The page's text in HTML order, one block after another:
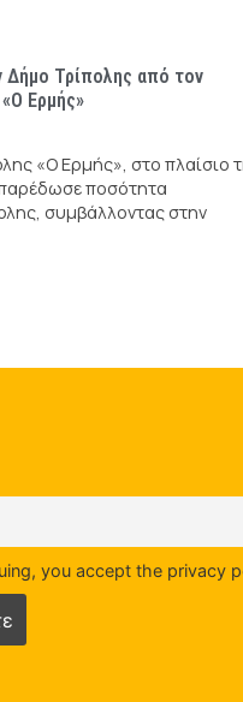
Τρίπολης από τον
Ερμής»
«Ο Ερμής», στο πλαίσιο
ποσότητα
συμβάλλοντας στην
you accept the privacy